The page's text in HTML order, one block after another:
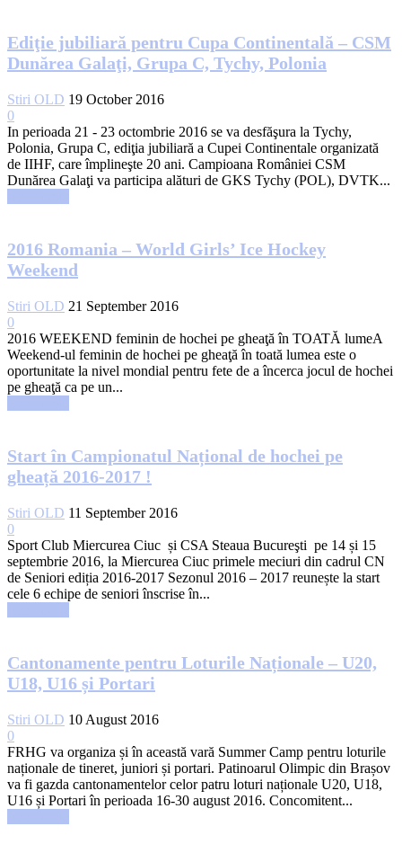
Ediţie jubiliară pentru Cupa Continentală – CSM
Dunărea Galaţi, Grupa C, Tychy, Polonia
Stiri OLD 19 October 2016
0
In perioada 21 - 23 octombrie 2016 se va desfăşura la Tychy,
Polonia, Grupa C, ediţia jubiliară a Cupei Continentale organizată
de IIHF, care împlineşte 20 ani. Campioana României CSM
Dunărea Galaţi va participa alături de GKS Tychy (POL), DVTK...
2016 Romania – World Girls’ Ice Hockey
Weekend
Stiri OLD 21 September 2016
0
2016 WEEKEND feminin de hochei pe gheaţă în TOATĂ lumeA
Weekend-ul feminin de hochei pe gheaţă în toată lumea este o
oportunitate la nivel mondial pentru fete de a încerca jocul de hochei
pe gheaţă ca pe un...
Start în Campionatul Național de hochei pe
gheață 2016-2017 !
Stiri OLD 11 September 2016
0
Sport Club Miercurea Ciuc și CSA Steaua Bucureşti pe 14 și 15
septembrie 2016, la Miercurea Ciuc primele meciuri din cadrul CN
de Seniori ediția 2016-2017 Sezonul 2016 – 2017 reunește la start
cele 6 echipe de seniori înscrise în...
Cantonamente pentru Loturile Naționale – U20,
U18, U16 și Portari
Stiri OLD 10 August 2016
0
FRHG va organiza și în această vară Summer Camp pentru loturile
naționale de tineret, juniori și portari. Patinoarul Olimpic din Brașov
va fi gazda cantonamentelor celor patru loturi naționale U20, U18,
U16 și Portari în perioada 16-30 august 2016. Concomitent...